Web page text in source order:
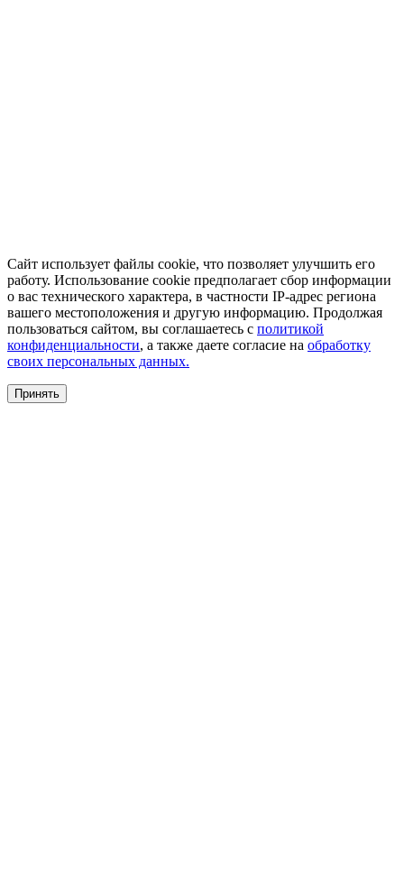
Сайт использует файлы cookie, что позволяет улучшить его
работу. Использование cookie предполагает сбор информации
о вас технического характера, в частности IP-адрес региона
вашего местоположения и другую информацию. Продолжая
пользоваться сайтом, вы соглашаетесь с политикой
конфиденциальности, а также даете согласие на обработку
своих персональных данных.
Принять